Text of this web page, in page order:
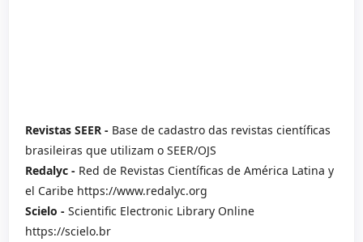
Revistas SEER - Base de cadastro das revistas científicas
brasileiras que utilizam o SEER/OJS
Redalyc - Red de Revistas Científicas de América Latina y
el Caribe https://www.redalyc.org
Scielo - Scientific Electronic Library Online
https://scielo.br